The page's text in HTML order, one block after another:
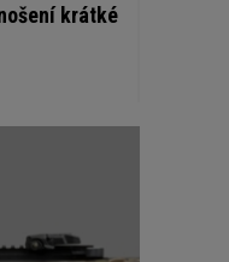
krátké